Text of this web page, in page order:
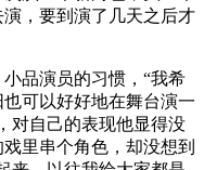
，要到演了几天之后才
品演员的习惯，“我希
可以好好地在舞台演一
对自己的表现他显得没
里串个角色，却没想到